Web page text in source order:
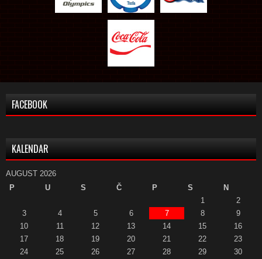
FACEBOOK
KALENDAR
AUGUST 2026
P
U S Č P S
N
1
2
3
4 5 6 7 8
9
10
11 12 13 14 15
16
17
18 19 20 21 22
23
24
25 26 27 28 29
30